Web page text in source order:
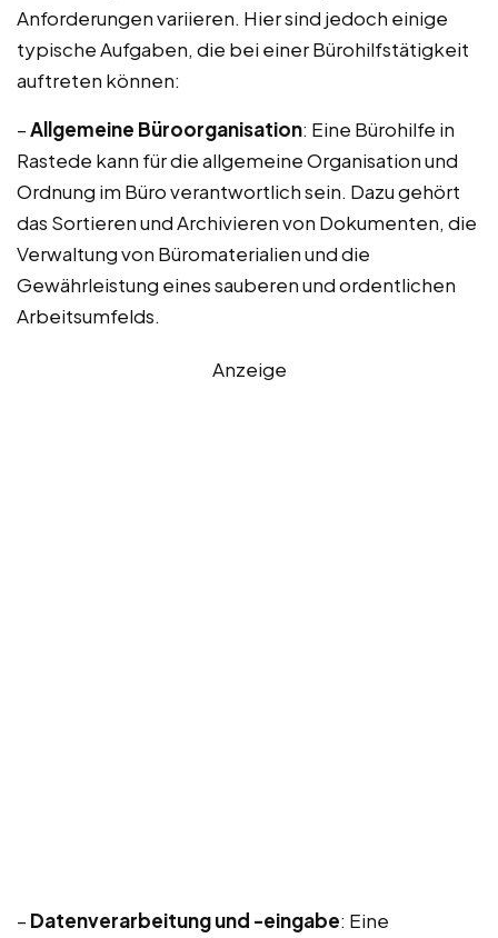
Anforderungen variieren. Hier sind jedoch einige
typische Aufgaben, die bei einer Bürohilfstätigkeit
auftreten können:
–Allgemeine Büroorganisation: Eine Bürohilfe in
Rastede kann für die allgemeine Organisation und
Ordnung im Büro verantwortlich sein. Dazu gehört
das Sortieren und Archivieren von Dokumenten, die
Verwaltung von Büromaterialien und die
Gewährleistung eines sauberen und ordentlichen
Arbeitsumfelds.
Anzeige
– Datenverarbeitung und -eingabe: Eine